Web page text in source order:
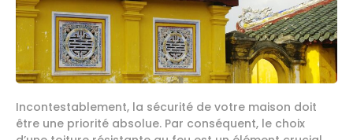
Incontestablement, la sécurité de votre maison doit
être une priorité absolue. Par conséquent, le choix